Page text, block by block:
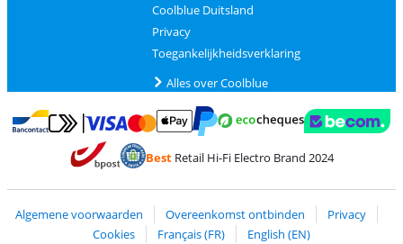
Coolblue Duitsland
Privacy
Toegankelijkheidsverklaring
Alles over Coolblue
Betalen met Bancontact
Betalen met MasterCard en Visa via ClickToPay
BestRetail Hi-Fi Electro Brand 2024
Algemene voorwaarden Overeenkomst ontbinden
Privacy
Cookies
Français (FR)
English (EN)